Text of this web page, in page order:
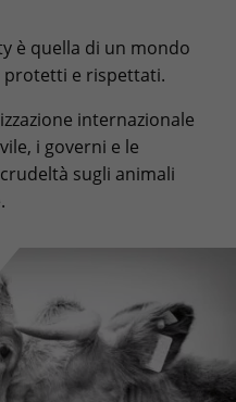
è quella di un mondo
protetti e rispettati.
internazionale
i governi e le
sugli animali